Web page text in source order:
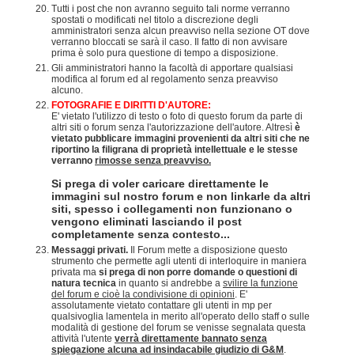
Tutti i post che non avranno seguito tali norme verranno
spostati o modificati nel titolo a discrezione degli
amministratori senza alcun preavviso nella sezione OT dove
verranno bloccati se sarà il caso. Il fatto di non avvisare
prima è solo pura questione di tempo a disposizione.
Gli amministratori hanno la facoltà di apportare qualsiasi
modifica al forum ed al regolamento senza preavviso
alcuno.
FOTOGRAFIE E DIRITTI D'AUTORE:
E' vietato l'utilizzo di testo o foto di questo forum da parte di
altri siti o forum senza l'autorizzazione dell'autore. Altresì è
vietato pubblicare immagini provenienti da altri siti che ne
riportino la filigrana di proprietà intellettuale e le stesse
verranno rimosse senza preavviso.
Si prega di voler caricare direttamente le
immagini sul nostro forum e non linkarle da altri
siti, spesso i collegamenti non funzionano o
vengono eliminati lasciando il post
completamente senza contesto...
Messaggi privati. Il Forum mette a disposizione questo
strumento che permette agli utenti di interloquire in maniera
privata ma si prega di non porre domande o questioni di
natura tecnica in quanto si andrebbe a svilire la funzione
del forum e cioè la condivisione di opinioni . E'
assolutamente vietato contattare gli utenti in mp per
qualsivoglia lamentela in merito all'operato dello staff o sulle
modalità di gestione del forum se venisse segnalata questa
attività l'utente verrà direttamente bannato senza
spiegazione alcuna ad insindacabile giudizio di G&M